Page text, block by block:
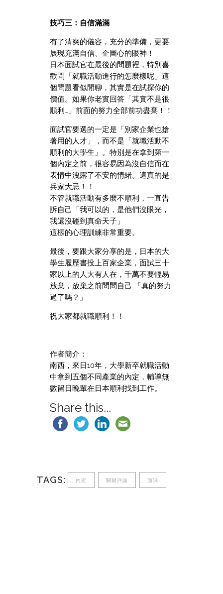
技巧三：自信滿滿
有了清爽的儀容，充分的準備，更要
展現充滿自信、企圖心的眼神！
日本面試官在最後的問題裡，特別喜
歡問「就職活動進行的怎麼樣呢」這
個問題看似閒聊，其實是在試探你的
價值。如果你老實回答「其實不是很
順利…」前面的努力全部前功盡棄！！
面試官要選的一定是「別家企業也搶
著用的人才」，而不是「就職活動不
順利的大學生」。特別是在拿到第一
個內定之前，很容易因為沒自信而在
表情中洩露了不安的情緒。這真的是
兵家大忌！！
不管就職活動有多麼不順利，一直告
訴自己「我可以的，是他們沒眼光，
我還沒碰到真命天子」
這樣的心理訓練非常重要。
最後，要跟大家分享的是，日本的大
學生履歷書投上百家企業，面試三十
家以上的人大有人在，千萬不要輕易
放棄，放棄之前問問自己 「真的努力
過了嗎？」
祝大家都就職順利！！
作者簡介：
南西，來日10年，大學新卒就職活動
中拿到五個不同產業的內定，輔導無
數留日晚輩在日本順利找到工作。
Share this...
TAGS: 內定 關鍵評論 面試